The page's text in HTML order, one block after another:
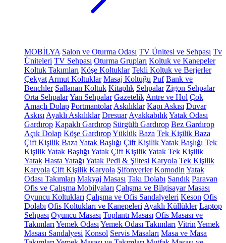
MOBİLYA Salon ve Oturma Odası TV Ünitesi ve Sehpası Tv
Üniteleri TV Sehpası Oturma Grupları Koltuk ve Kanepeler
Koltuk Takımları Köşe Koltuklar Tekli Koltuk ve Berjerler
Çekyat Armut Koltuklar Masaj Koltuğu Puf Bank ve
Benchler Sallanan Koltuk Kitaplık Sehpalar Zigon Sehpalar
Orta SehpalarYan Sehpalar Gazetelik Antre ve Hol Çok
Amaçlı Dolap Portmantolar Askılıklar Kapı Askısı Duvar
Askısı Ayaklı Askılıklar Dresuar AyakkabılıkYatak Odası
Gardırop Kapaklı Gardırop Sürgülü Gardırop Bez Gardırop
Açık Dolap Köşe GardıropYüklük Baza Tek Kişilik Baza
Çift Kişilik Baza Yatak Başlığı Çift Kişilik Yatak Başlığı Tek
Kişilik Yatak Başlığı Yatak Çift Kişilik Yatak Tek Kişilik
Yatak Hasta Yatağı Yatak Pedi & Şiltesi Karyola Tek Kişilik
Karyola Çift Kişilik Karyola Şifonyerler Komodin Yatak
Odası Takımları Makyaj Masası Takı Dolabı Sandık Paravan
Ofis ve Çalışma Mobilyaları Çalışma ve Bilgisayar Masası
Oyuncu Koltukları Çalışma ve Ofis Sandalyeleri Keson Ofis
Dolabı Ofis Koltukları ve Kanepeleri Ayaklı Küllükler Laptop
Sehpası Oyuncu Masası Toplantı Masası Ofis Masası ve
Takımları Yemek Odası Yemek Odası Takımları Vitrin Yemek
Masası Sandalyesi Konsol Servis Masaları Masa ve Masa